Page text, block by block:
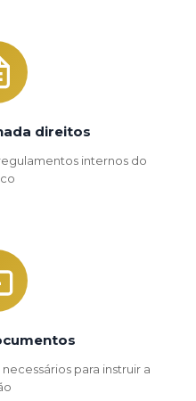
direitos
internos do
para instruir a